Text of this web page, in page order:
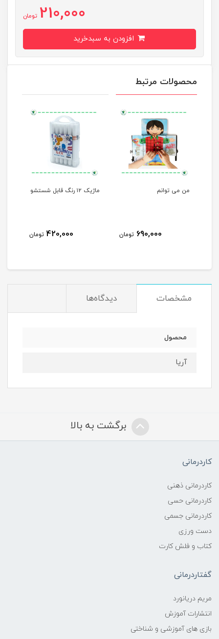
210,000 تومان
محصولات مرتبط
من می توانم
690,000 تومان
ماژیک ۱۲ رنگ قابل شستشو
420,000 تومان
مشخصات دیدگاه‌ها
محصول
آریا
برگشت به بالا
کاردرمانی
کاردرمانی ذهنی
کاردرمانی حسی
کاردرمانی جسمی
دست ورزی
کتاب و فلش کارت
گفتاردرمانی
مریم دریانورد
انتشارات آموزش
بازی های آموزشی و شناختی